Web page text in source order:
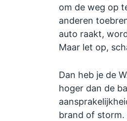
om de weg op
anderen
auto raakt,
Maar let op,
Dan heb je de
hoger dan de
brand of storm.